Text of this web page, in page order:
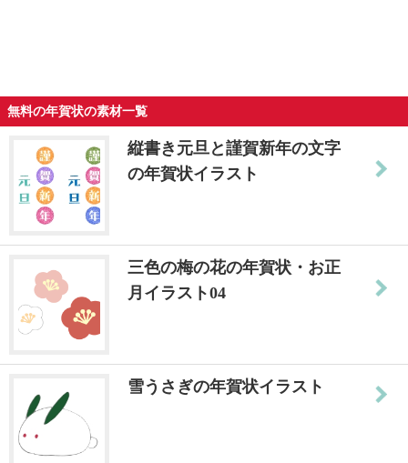
無料の年賀状の素材一覧
縦書き元旦と謹賀新年の文字
の年賀状イラスト
三色の梅の花の年賀状・お正
月イラスト04
雪うさぎの年賀状イラスト